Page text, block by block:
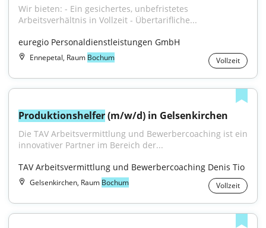
Wir bieten: - Ein gesichertes, unbefristetes
Arbeitsverhältnis in Vollzeit - Übertarifliche...
euregio Personaldienstleistungen GmbH
Ennepetal, Raum Bochum Vollzeit
Produktionshelfer (m/w/d) in Gelsenkirchen
Die TAV Arbeitsvermittlung und Bewerbercoaching ist ein
innovativer Partner im Bereich der...
TAV Arbeitsvermittlung und Bewerbercoaching Denis Tio
Gelsenkirchen, Raum Bochum Vollzeit